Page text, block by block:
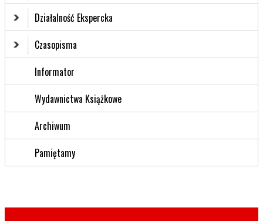
Działalność Ekspercka
Czasopisma
Informator
Wydawnictwa Książkowe
Archiwum
Pamiętamy